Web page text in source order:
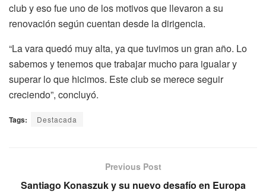
club y eso fue uno de los motivos que llevaron a su
renovación según cuentan desde la dirigencia.
“La vara quedó muy alta, ya que tuvimos un gran año. Lo
sabemos y tenemos que trabajar mucho para igualar y
superar lo que hicimos. Este club se merece seguir
creciendo”, concluyó.
Tags: Destacada
Previous Post
Santiago Konaszuk y su nuevo desafío en Europa